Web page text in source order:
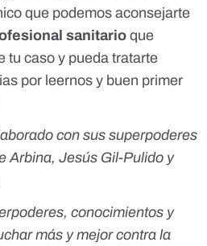
que podemos aconsejarte
sanitario que
tu caso y pueda tratarte
por leernos y buen primer
con sus superpoderes
Arbina, Jesús Gil-Pulido y
conocimientos y
más y mejor contra la